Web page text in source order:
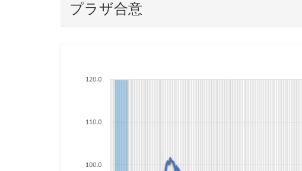
プラザ合意